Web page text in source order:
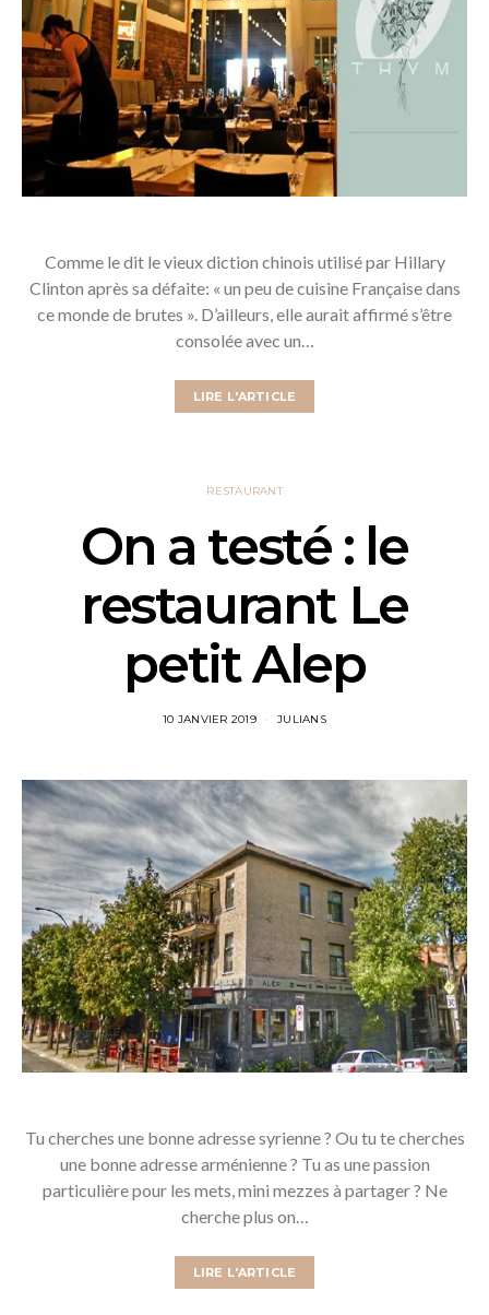
Comme le dit le vieux diction chinois utilisé par Hillary
Clinton après sa défaite: « un peu de cuisine Française dans
ce monde de brutes ». D’ailleurs, elle aurait affirmé s’être
consolée avec un…
LIRE L'ARTICLE
RESTAURANT
On a testé : le
restaurant Le
petit Alep
10 JANVIER 2019 JULIANS
Tu cherches une bonne adresse syrienne ? Ou tu te cherches
une bonne adresse arménienne ? Tu as une passion
particulière pour les mets, mini mezzes à partager ? Ne
cherche plus on…
LIRE L'ARTICLE